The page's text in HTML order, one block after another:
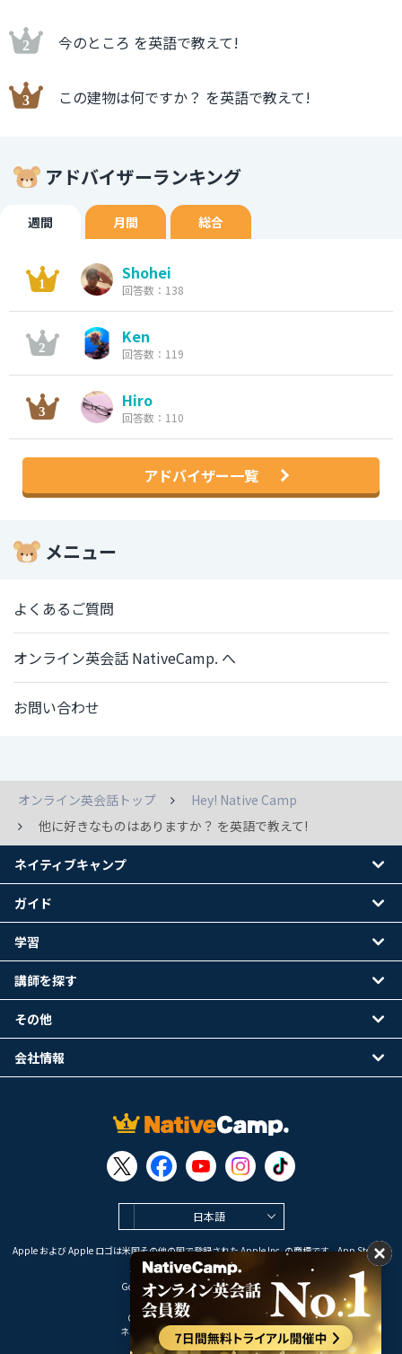
今のところ を英語で教えて!
この建物は何ですか？ を英語で教えて!
アドバイザーランキング
週間 月間 総合
Shohei
回答数：138
Ken
回答数：119
Hiro
回答数：110
アドバイザー一覧
メニュー
よくあるご質問
オンライン英会話 NativeCamp. へ
お問い合わせ
オンライン英会話トップ
Hey! Native Camp
他に好きなものはありますか？ を英語で教えて!
日本語
Apple および Apple ロゴは米国その他の国で登録された Apple Inc. の商標です。App Store は
Apple Inc. のサービスマークです。
Google Play は Google LLC の商標です。
Copyright © 2026 オンライン英会話
ネイティブキャンプ All Rights Reserved.
ネイティブキャンプ
ガイド
学習
講師を探す
その他
会社情報